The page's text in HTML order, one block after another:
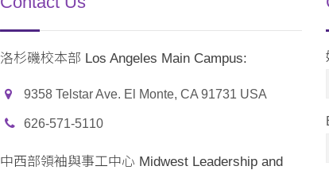
洛杉磯校本部 Los Angeles Main Campus:
9358 Telstar Ave. El Monte, CA 91731 USA
626-571-5110
中西部領袖與事工中心 Midwest Leadership and